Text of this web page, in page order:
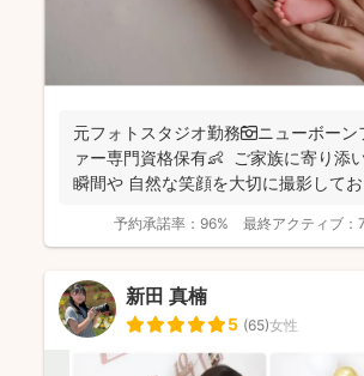
元フォトスタジオ勤務📷ニューボーン
ァー専門資格保有👶 ご家族に寄り添
瞬間や 自然な笑顔を大切に撮影して
予約承諾率： 96% 最終アクティブ：
新田 真楠
5 (65)女性